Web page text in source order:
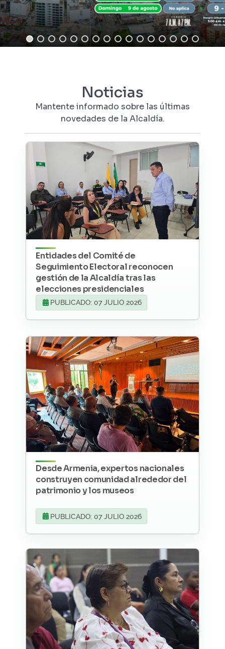
Noticias
Mantente informado sobre las últimas
novedades de la Alcaldía.
Entidades del Comité de
Seguimiento Electoral reconocen
gestión de la Alcaldía tras las
elecciones presidenciales
PUBLICADO: 07 JULIO 2026
Desde Armenia, expertos nacionales
construyen comunidad alrededor del
patrimonio y los museos
PUBLICADO: 07 JULIO 2026